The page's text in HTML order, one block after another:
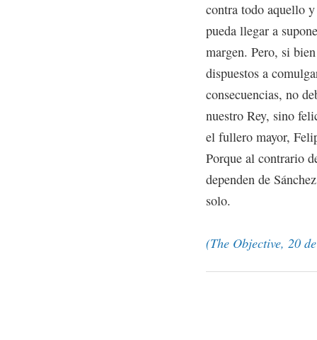
contra todo aquello
pueda llegar a
margen. Pero, si
dispuestos a
consecuencias, no
nuestro Rey, sino
el fullero mayor,
Porque al contrario
dependen de
solo.
(The Objective, 20